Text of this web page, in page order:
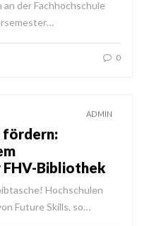
der Fachhochschule
0
ADMIN
fördern:
FHV-Bibliothek
Hochschulen
Future Skills, so…